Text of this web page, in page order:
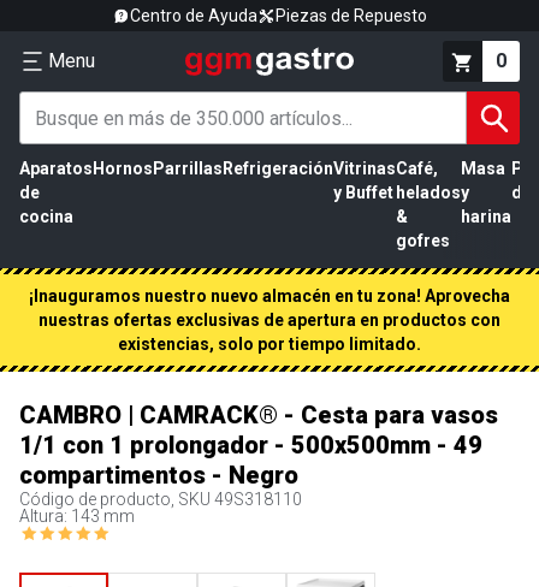
Centro de Ayuda Piezas de Repuesto
Menu 0
Aparatos
de
cocina
Hornos Parrillas RefrigeraciónVitrinas
y Buffet
Café,
helados
&
gofres
Masa
y
harina
de
¡Inauguramos nuestro nuevo almacén en tu zona! Aprovecha
nuestras ofertas exclusivas de apertura en productos con
existencias, solo por tiempo limitado.
CAMBRO | CAMRACK® - Cesta para vasos
1/1 con 1 prolongador - 500x500mm - 49
compartimentos - Negro
Código de producto, SKU 49S318110
Altura: 143 mm